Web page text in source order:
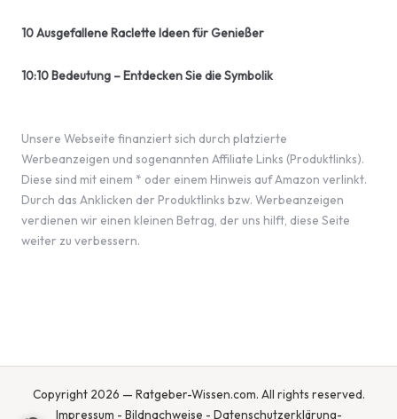
10 Ausgefallene Raclette Ideen für Genießer
10:10 Bedeutung – Entdecken Sie die Symbolik
Unsere Webseite finanziert sich durch platzierte
Werbeanzeigen und sogenannten Affiliate Links (Produktlinks).
Diese sind mit einem * oder einem Hinweis auf Amazon verlinkt.
Durch das Anklicken der Produktlinks bzw. Werbeanzeigen
verdienen wir einen kleinen Betrag, der uns hilft, diese Seite
weiter zu verbessern.
Copyright 2026 — Ratgeber-Wissen.com. All rights reserved.
Impressum - Bildnachweise - Datenschutzerklärung-